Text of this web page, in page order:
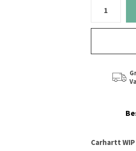
Carhartt